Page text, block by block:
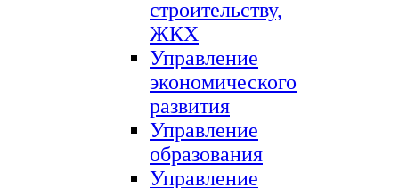
строительству,
ЖКХ
Управление
экономического
развития
Управление
образования
Управление